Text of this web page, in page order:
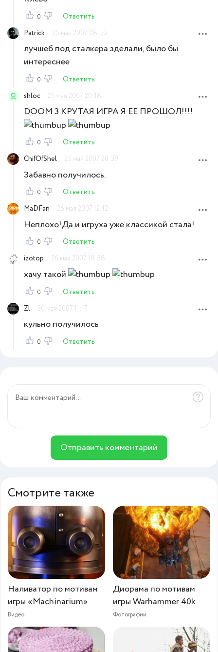
0
Ответить
Patrick
25 мая 2007 08:55
лучшеб под сталкера зделали, было бы
интереснее
0
Ответить
shloc
25 мая 2007 20:18
DOOM 3 КРУТАЯ ИГРА Я ЕЕ ПРОШОЛ!!!!
0
Ответить
ChifOfShel
25 мая 2007 20:39
Забавно получилось.
0
Ответить
MaDFan
26 мая 2007 12:12
Неплохо!Да и игруха уже классикой стала!
0
Ответить
izotop
26 мая 2007 18:38
хачу такой
0
Ответить
Zl
30 мая 2007 11:17
кульно получилось
0 Ответить
Отправить комментарий
Смотрите также
Наливатор по мотивам
игры «Machinarium»
Видео
Диорама по мотивам
игры Warhammer 40k
Фотографии